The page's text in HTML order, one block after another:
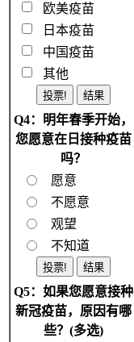
欧美疫苗
日本疫苗
中国疫苗
其他
Q4：明年春季开始，
您愿意在日接种疫苗
吗？
愿意
不愿意
观望
不知道
Q5：如果您愿意接种
新冠疫苗，原因有哪
些？(多选)